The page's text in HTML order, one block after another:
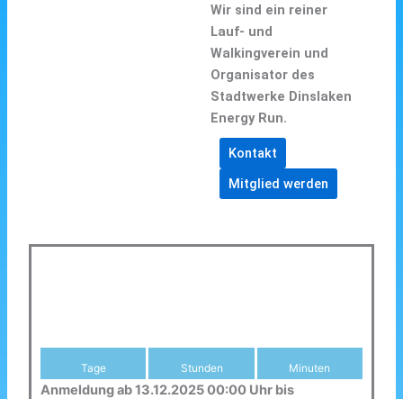
Wir sind ein reiner
Lauf- und
Walkingverein und
Organisator des
Stadtwerke Dinslaken
Energy Run.
Kontakt
Mitglied werden
Tage Stunden Minuten
Anmeldung ab 13.12.2025 00:00 Uhr bis